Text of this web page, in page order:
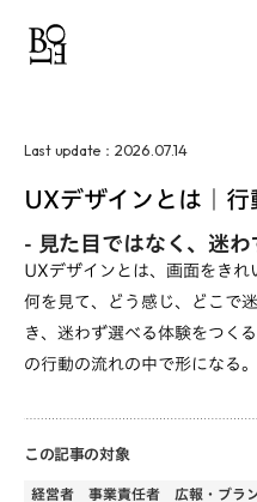
Last update： 2026.07.14
UXデザインとは｜
- 見た目ではなく、迷
UXデザインとは、画面をき
何を見て、どう感じ、どこで
き、迷わず選べる体験をつく
の行動の流れの中で形になる。
この記事の対象
経営者 事業責任者 広報・ブラ